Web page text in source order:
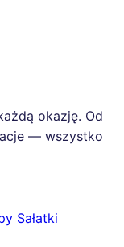
okazję. Od
— wszystko
Sałatki